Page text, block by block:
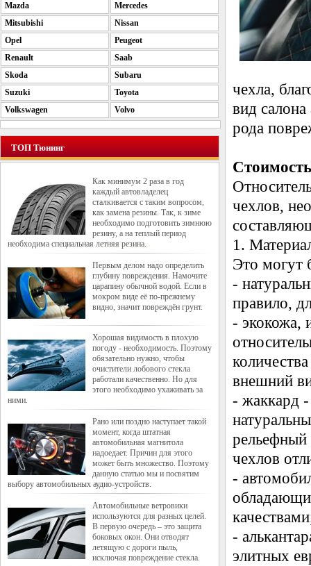
чехла,
вид
рода
чехлов,
1.
Это могут
-
правило,
- экокожа,
внешний
- жаккард -
рельефный
чехлов
-
-
элитных
Mazda
Mercedes
Mitsubishi
Nissan
Opel
Peugeot
Renault
Saab
Skoda
Subaru
Suzuki
Toyota
Volkswagen
Volvo
ТОП Тюнинг
Как минимум 2 раза в год
каждый автовладелец
сталкивается с таким вопросом,
как замена резины. Так, к зиме
необходимо подготовить зимнюю
резину, а на теплый период
необходима специальная летняя резина.
Первым делом надо определить
глубину повреждения. Намочите
царапину обычной водой. Если в
мокром виде её по-прежнему
видно, значит повреждён грунт.
Хорошая видимость в плохую
погоду - необходимость. Поэтому
обязательно нужно, чтобы
очистители лобового стекла
работали качественно. Но для
этого необходимо ухаживать за
ними.
Рано или поздно наступает такой
момент, когда штатная
автомобильная магнитола
надоедает. Причин для этого
может быть множество. Поэтому
данную статью мы и посвятим
выбору автомобильных аудио-устройств.
Автомобильные ветровики
используются для разных целей.
В первую очередь – это защита
боковых окон. Они отводят
летящую с дороги пыль,
исключая повреждение стекла.